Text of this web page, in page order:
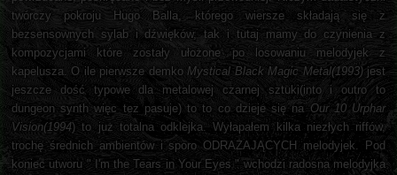
twórczy pokroju Hugo Balla, którego wiersze składają się z
bezsensownych sylab i dźwięków, tak i tutaj mamy do czynienia z
kompozycjami które zostały ułożone po losowaniu melodyjek z
kapelusza. O ile pierwsze demkoMystical Black Magic Metal(1993)jest
jeszcze dość typowe dla metalowej czarnej sztuki(into i outro to
dungeon synth więc tez pasuje) to to co dzieje się na Our 10 Urphar
Vision(1994) to już totalna odklejka. Wyłapałem kilka niezłych riffów,
trochę średnich ambientów i sporo ODRAŻAJĄCYCH melodyjek. Pod
koniec utworu " I'm the Tears in Your Eyes " wchodzi radosna melodyjka